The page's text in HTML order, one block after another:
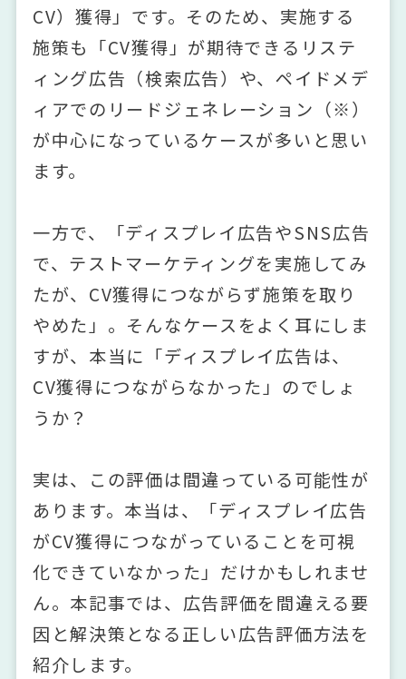
CV）獲得」です。そのため、実施する
施策も「CV獲得」が期待できるリステ
ィング広告（検索広告）や、 ペイドメデ
ィアでのリードジェネレーション（※）
が中心になっているケースが多いと思い
ます。
一方で、「ディスプレイ広告やSNS広告
で、テストマーケティングを実施してみ
たが、CV獲得につながらず施策を取り
やめた」。そんなケースをよく耳にしま
すが、本当に「ディスプレイ広告は、
CV獲得につながらなかった」のでしょ
うか？
実は、この評価は間違っている可能性が
あります。本当は、「ディスプレイ広告
がCV獲得につながっていることを可視
化できていなかった」だけかもしれませ
ん。本記事では、広告評価を間違える要
因と解決策となる正しい広告評価方法を
紹介します。